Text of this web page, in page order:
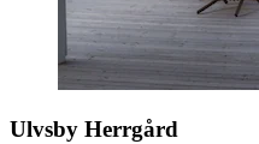
Ulvsby Herrgård